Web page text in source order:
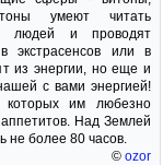
умеют читать
людей и проводят
экстрасенсов или в
из энергии, но еще и
с вами энергией!
им любезно
Над Землей
не более 80 часов.
© ozor